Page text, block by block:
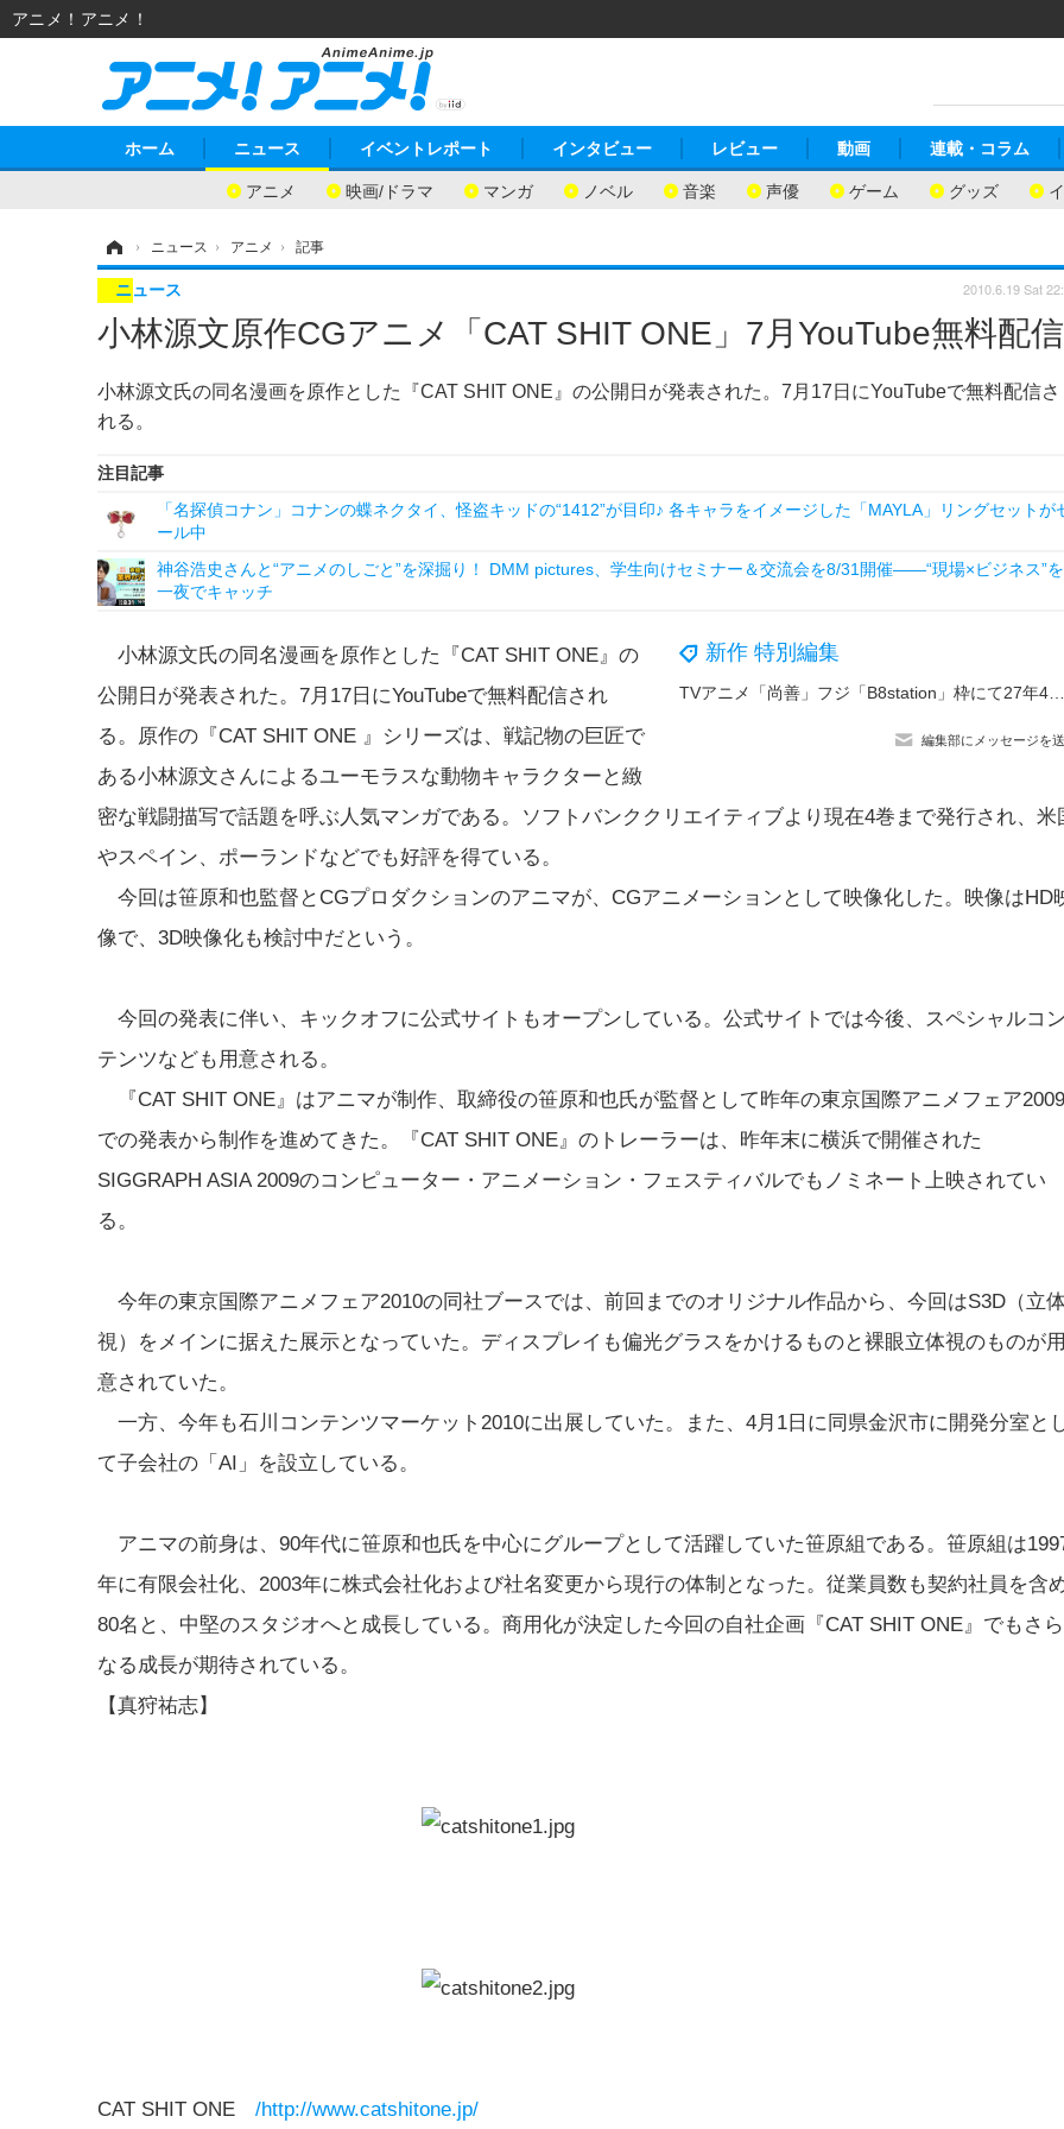
ホーム ニュース
アニメ 映画/ドラマ マンガ ノベル 音楽 声優 ゲーム グッズ
イベントレポート インタビュー レビュー 動画 連載・コラム
› ニュース › アニメ › 記事
小林源文原作CGアニメ「CAT SHIT ONE」7月YouTube無料配信
小林源文氏の同名漫画を原作とした『CAT SHIT ONE』の公開日が発表された。7月17日にYouTubeで無料配信さ
れる。
ニュース 2010.6.19 Sat
注目記事
「名探偵コナン」コナンの蝶ネクタイ、怪盗キッドの“1412”が目印♪ 各キャラをイメージした「MAYLA」リングセットが
ール中
神谷浩史さんと“アニメのしごと”を深掘り！ DMM pictures、学生向けセミナー＆交流会を8/31開催――“現場×ビジネス”を
一夜でキャッチ
新作 特別編集
編集部にメッセージを
小林源文氏の同名漫画を原作とした『CAT SHIT ONE』の
公開日が発表された。7月17日にYouTubeで無料配信され
る。原作の『CAT SHIT ONE 』シリーズは、戦記物の巨匠で
ある小林源文さんによるユーモラスな動物キャラクターと緻
密な戦闘描写で話題を呼ぶ人気マンガである。ソフトバンククリエイティブより現在4巻まで発行され、米
やスペイン、ポーランドなどでも好評を得ている。
今回は笹原和也監督とCGプロダクションのアニマが、CGアニメーションとして映像化した。映像はHD
像で、3D映像化も検討中だという。
今回の発表に伴い、キックオフに公式サイトもオープンしている。公式サイトでは今後、スペシャルコン
テンツなども用意される。
『CAT SHIT ONE』はアニマが制作、取締役の笹原和也氏が監督として昨年の東京国際アニメフェア2009
での発表から制作を進めてきた。『CAT SHIT ONE』のトレーラーは、昨年末に横浜で開催された
SIGGRAPH ASIA 2009のコンピューター・アニメーション・フェスティバルでもノミネート上映されてい
る。
今年の東京国際アニメフェア2010の同社ブースでは、前回までのオリジナル作品から、今回はS3D（立
視）をメインに据えた展示となっていた。ディスプレイも偏光グラスをかけるものと裸眼立体視のものが用
意されていた。
一方、今年も石川コンテンツマーケット2010に出展していた。また、4月1日に同県金沢市に開発分室と
て子会社の「AI」を設立している。
アニマの前身は、90年代に笹原和也氏を中心にグループとして活躍していた笹原組である。笹原組は
年に有限会社化、2003年に株式会社化および社名変更から現行の体制となった。従業員数も契約社員を含
80名と、中堅のスタジオへと成長している。商用化が決定した今回の自社企画『CAT SHIT ONE』でもさら
なる成長が期待されている。
【真狩祐志】
CAT SHIT ONE /http://www.catshitone.jp/
アニメ！アニメ！